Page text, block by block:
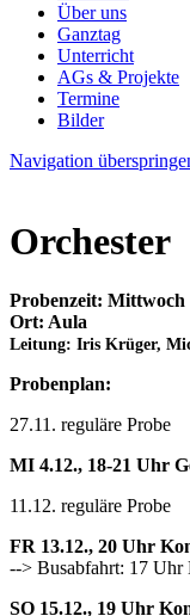
Über uns
Ganztag
Unterricht
AGs & Projekte
Termine
Bilder
Navigation
Orchester
Probenzeit: Mittwoch
Ort: Aula
Leitung: Iris Krüger,
Probenplan:
27.11. reguläre Probe
MI 4.12., 18-21 Uhr
11.12. reguläre Probe
FR 13.12., 20 Uhr
--> Busabfahrt: 17
SO 15.12., 19 Uhr